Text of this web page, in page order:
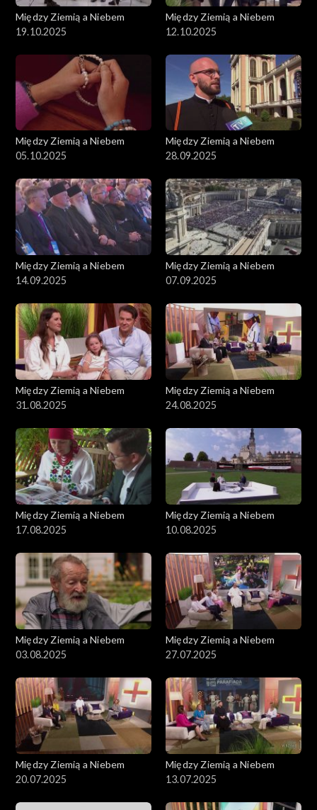
Między Ziemią a Niebem
19.10.2025
Między Ziemią a Niebem
12.10.2025
Między Ziemią a Niebem
05.10.2025
Między Ziemią a Niebem
28.09.2025
Między Ziemią a Niebem
14.09.2025
Między Ziemią a Niebem
07.09.2025
Między Ziemią a Niebem
31.08.2025
Między Ziemią a Niebem
24.08.2025
Między Ziemią a Niebem
17.08.2025
Między Ziemią a Niebem
10.08.2025
Między Ziemią a Niebem
03.08.2025
Między Ziemią a Niebem
27.07.2025
Między Ziemią a Niebem
20.07.2025
Między Ziemią a Niebem
13.07.2025